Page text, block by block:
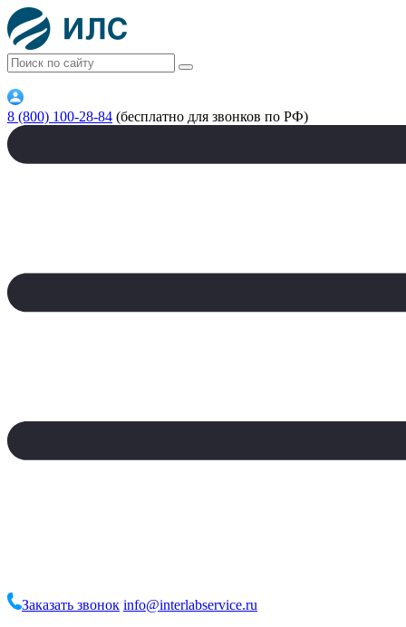
8 (800) 100-28-84 (бесплатно для звонков по РФ)
Заказать звонок info@interlabservice.ru